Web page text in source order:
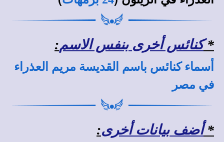
*كنائس أخرى بنفس الاسم:
أسماء كنائس باسم القديسة مريم العذراء
في مصر
*أضف بيانات أخرى: